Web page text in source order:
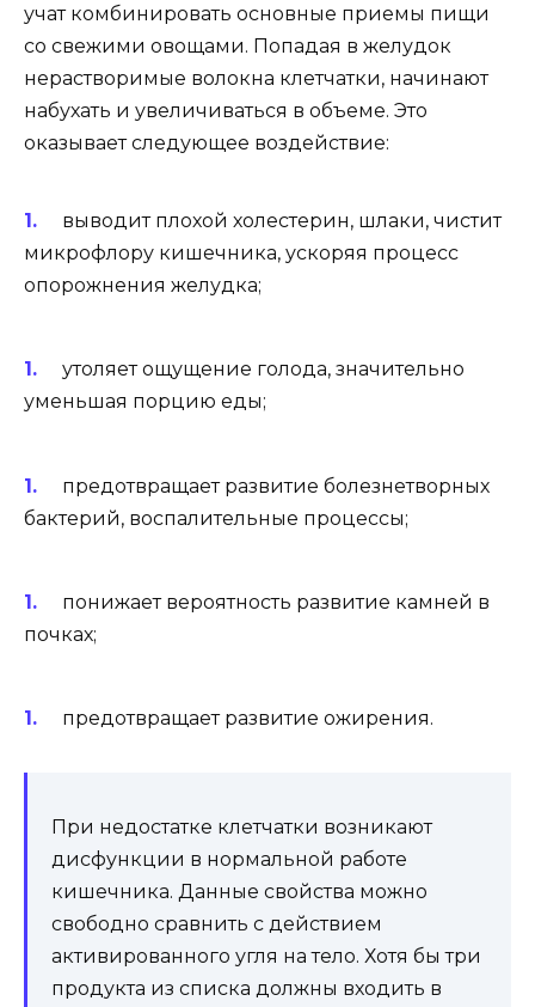
учат комбинировать основные приемы пищи
со свежими овощами. Попадая в желудок
нерастворимые волокна клетчатки, начинают
набухать и увеличиваться в объеме. Это
оказывает следующее воздействие:
выводит плохой холестерин, шлаки, чистит
микрофлору кишечника, ускоряя процесс
опорожнения желудка;
утоляет ощущение голода, значительно
уменьшая порцию еды;
предотвращает развитие болезнетворных
бактерий, воспалительные процессы;
понижает вероятность развитие камней в
почках;
предотвращает развитие ожирения.
При недостатке клетчатки возникают
дисфункции в нормальной работе
кишечника. Данные свойства можно
свободно сравнить с действием
активированного угля на тело. Хотя бы три
продукта из списка должны входить в